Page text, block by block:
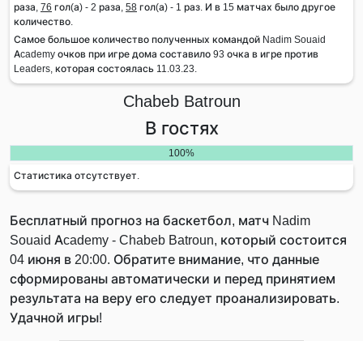
раза, 76 гол(а) - 2 раза, 58 гол(а) - 1 раз. И в 15 матчах было другое
количество.
Самое большое количество полученных командой Nadim Souaid
Academy очков при игре дома составило 93 очка в игре против
Leaders, которая состоялась 11.03.23.
Chabeb Batroun
В гостях
100%
Статистика отсутствует.
Бесплатный прогноз на баскетбол, матч Nadim
Souaid Academy - Chabeb Batroun, который состоится
04 июня в 20:00. Обратите внимание, что данные
сформированы автоматически и перед принятием
результата на веру его следует проанализировать.
Удачной игры!